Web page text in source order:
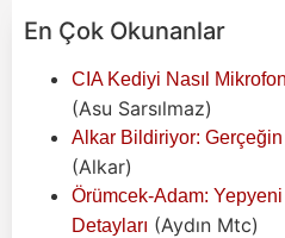
En Çok Okunanlar
CIA Kediyi Nasıl
(Asu Sarsılmaz)
Alkar Bildiriyor: Gerçeğin
(Alkar)
Örümcek-Adam:
Detayları (Aydın Mtc)